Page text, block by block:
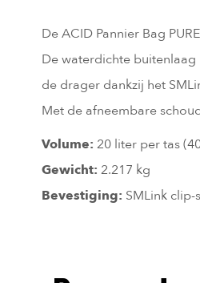
De ACID Pannier Bag
De waterdichte
de drager dankzij het
Met de afneembare
Volume: 20 liter per tas
Gewicht: 2.217 kg
Bevestiging: SMLink clip-